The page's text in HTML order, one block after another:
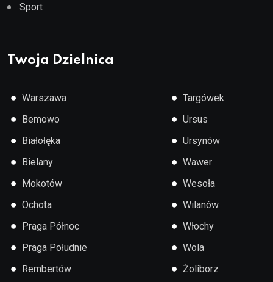
Sport
Twoja Dzielnica
● Warszawa
● Bemowo
● Białołęka
● Bielany
● Mokotów
● Ochota
● Praga Północ
● Praga Południe
● Rembertów
● Targówek
● Ursus
● Ursynów
● Wawer
● Wesoła
● Wilanów
● Włochy
● Wola
● Żoliborz